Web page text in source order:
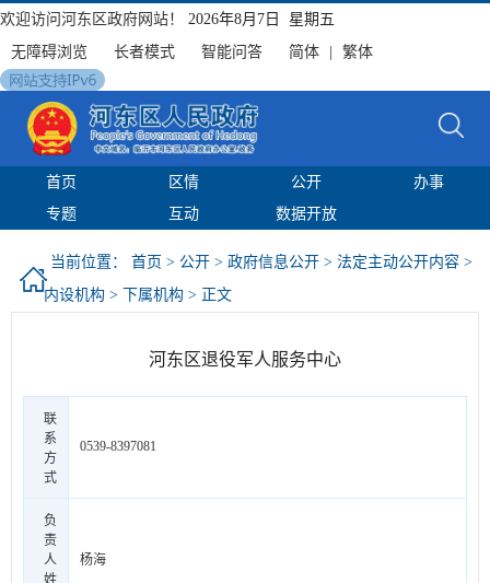
欢迎访问河东区政府网站！
2026年8月7日 星期五
无障碍浏览
长者模式 智能问答 简体 繁体
首页 区情 公开
办事
专题
互动 数据开放
当前位置： 首页 > 公开 > 政府信息公开 > 法定主动公开内容 >
内设机构 > 下属机构 > 正文
河东区退役军人服务中心
联
系
方
式
0539-8397081
负
责
人
杨海